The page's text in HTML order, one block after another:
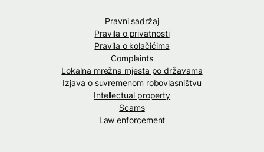
Pravni sadržaj
Pravila o privatnosti
Pravila o kolačićima
Complaints
Lokalna mrežna mjesta po državama
Izjava o suvremenom robovlasništvu
Intellectual property
Scams
Law enforcement